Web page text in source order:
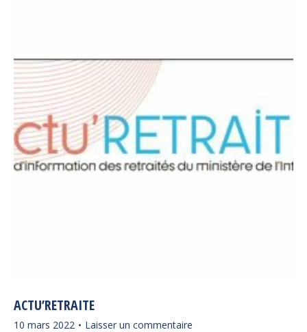
ACTU’RETRAITE
10 mars 2022 Laisser un commentaire